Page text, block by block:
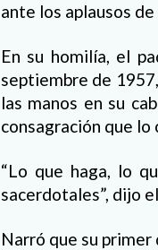
ante los aplausos
En su homilía, el
septiembre de
las manos en su
consagración que
“Lo que haga, lo
sacerdotales”, dijo
Narró que su